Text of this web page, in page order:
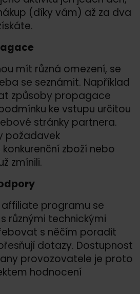
(díky vám) až za dva
mít různá omezení, se
se seznámit. Například
způsoby propagace
ke vstupu určitou
stránky partnera.
požadavek
zboží nebo
zmínili.
affiliate programu se
různými technickými
s něčím poradit
dotazy. Dostupnost
provozovatele je proto
hodnocení